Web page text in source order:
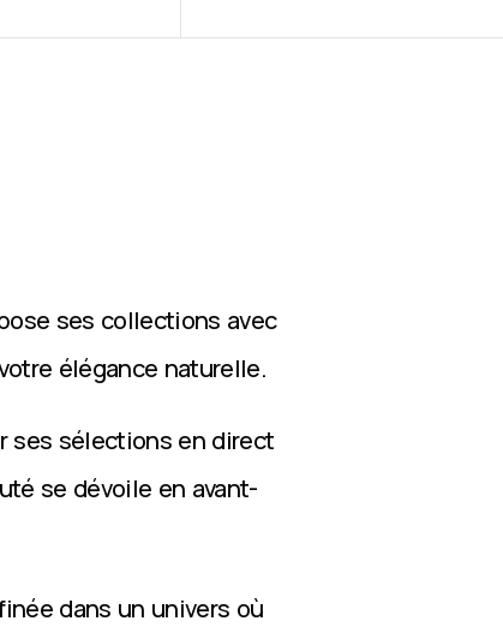
ses collections avec
élégance naturelle.
ses sélections en direct
se dévoile en avant-
dans un univers où